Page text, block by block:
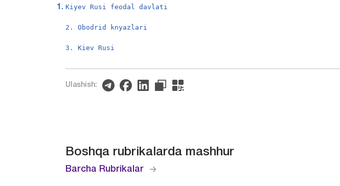
Kiyеv Rusi feodal davlati
2. Obodrid knyazlari
3. Kiеv Rusi
Ulashish:
Boshqa rubrikalarda mashhur
Barcha Rubrikalar